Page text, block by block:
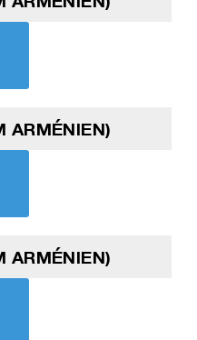
ARMÉNIEN)
ARMÉNIEN)